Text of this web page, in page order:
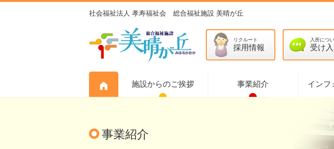
社会福祉法人 孝寿福祉会 総合福祉施設 美晴が丘
A 施設からのご挨拶 事業紹介 インフ
リクルート
採用情報
入所につ
受け
事業紹介